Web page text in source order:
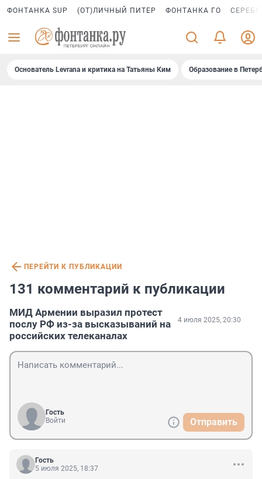
ФОНТАНКА SUP (ОТ)ЛИЧНЫЙ ПИТЕР ФОНТАНКА ГО
Основатель Levrana и критика на Татьяны Ким Образование в
ПЕРЕЙТИ К ПУБЛИКАЦИИ
131 комментарий к публикации
МИД Армении выразил протест
послу РФ из-за высказываний на
российских телеканалах
4 июля 2025, 20:30
Гость
Войти
Отправить
Гость
5 июля 2025, 18:37